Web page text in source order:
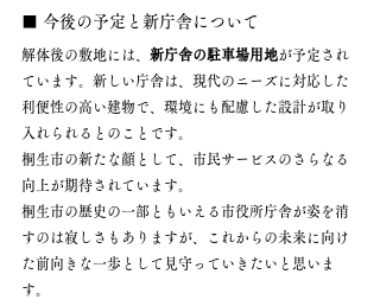
■ 今後の予定と新庁舎について
解体後の敷地には、 新庁舎の駐車場用地が予定され
ています。新しい庁舎は、現代のニーズに対応した
利便性の高い建物で、環境にも配慮した設計が取り
入れられるとのことです。
桐生市の新たな顔として、市民サービスのさらなる
向上が期待されています。
桐生市の歴史の一部ともいえる市役所庁舎が姿を消
すのは寂しさもありますが、これからの未来に向け
た前向きな一歩として見守っていきたいと思いま
す。